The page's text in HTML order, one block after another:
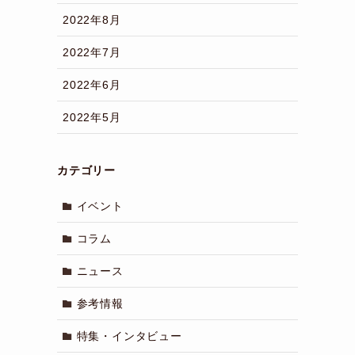
2022年8月
2022年7月
2022年6月
2022年5月
カテゴリー
イベント
コラム
ニュース
参考情報
特集・インタビュー